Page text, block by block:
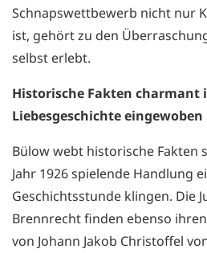
Schnapswettbewerb nicht nur
ist, gehört zu den
selbst erlebt.
Historische Fakten charmant
Liebesgeschichte eingewoben
Bülow webt historische Fakten
Jahr 1926 spielende Handlung
Geschichtsstunde klingen. Die
Brennrecht finden ebenso
von Johann Jakob Christoffel